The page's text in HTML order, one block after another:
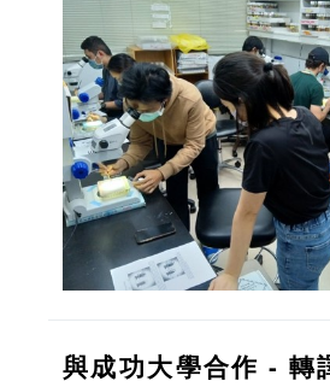
與成功大學合作 - 轉